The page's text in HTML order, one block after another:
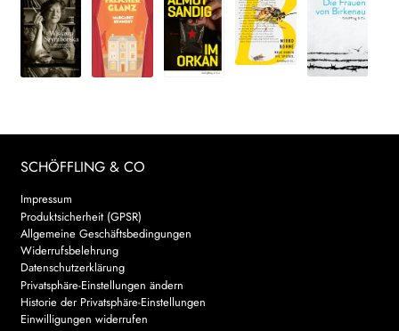
SCHÖFFLING & CO
Impressum
Produktsicherheit (GPSR)
Allgemeine Geschäftsbedingungen
Widerrufsbelehrung
Datenschutzerklärung
Privatsphäre-Einstellungen ändern
Historie der Privatsphäre-Einstellungen
Einwilligungen widerrufen